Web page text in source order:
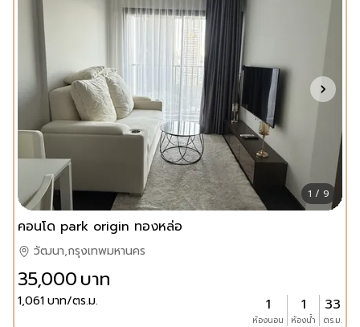
1 / 9
คอนโด park origin ทองหล่อ
วัฒนา,กรุงเทพมหานคร
35,000บาท
1,061บาท/ตร.ม. 1
ห้องนอน
1
ห้องน้ำ
33
ตร.ม.